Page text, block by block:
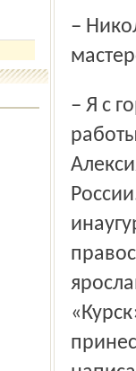
– Николай Иванович, а какими произведениями вашей
– Я с гордостью могу сказать, что выполненные нами